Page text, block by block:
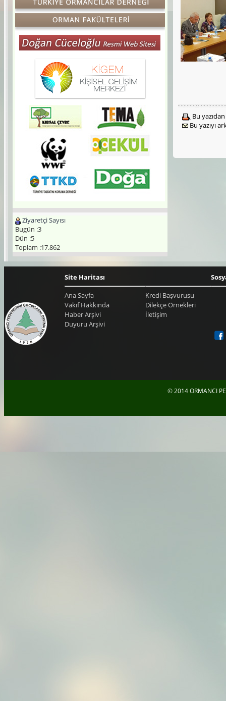
Ziyaretçi Sayısı
Bugün :3
Dün :5
Toplam :17.862
Bu yazıdan
Bu yazıyı
Site Haritası
Ana Sayfa
Vakıf Hakkında
Haber Arşivi
Duyuru Arşivi
Kredi Başvurusu
Dilekçe Örnekleri
İletişim
© 2014 ORMANCI